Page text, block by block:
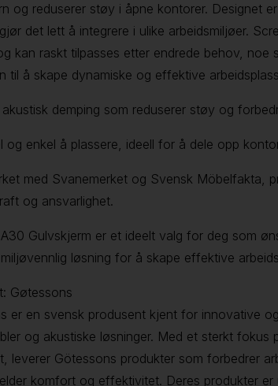
og reduserer støy i åpne kontorer. Designet
det lett å integrere i ulike arbeidsmiljøer.
kan raskt tilpasses etter endrede behov, noe
til å skape dynamiske og effektive
demping som reduserer støy og
og enkel å plassere, ideell for å dele opp
med Svanemerket og Svensk Möbelfakta,
og ansvarlighet.
Gulvskjerm er et ideelt valg for deg som
løsning for å skape effektive
Gøtessons
er en svensk produsent kjent for innovative
og akustiske løsninger. Med et sterkt
leverer Götessons produkter som forbedrer
komfort og effektivitet. Deres produkter